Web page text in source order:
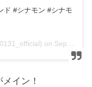
ド #シナモン #シナモ
on Sep 22, 2019 at 9:53pm PDT
イン！